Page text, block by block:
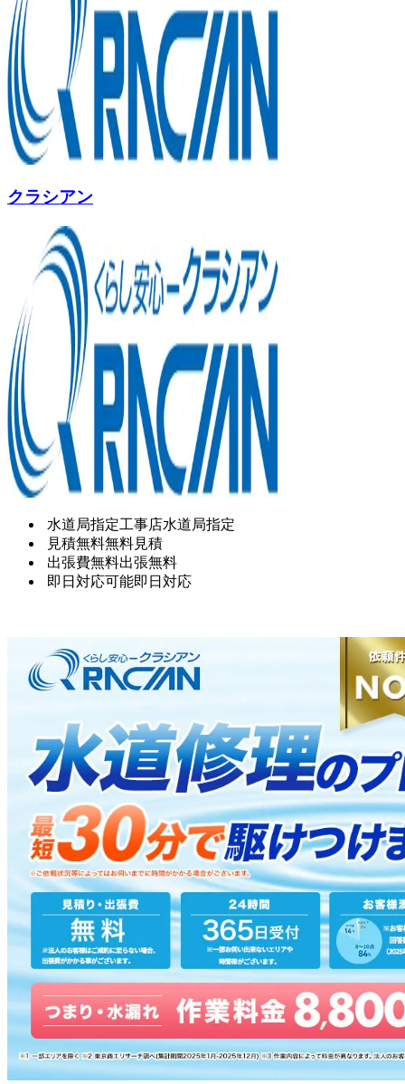
クラシアン
水道局指定工事店水道局指定
見積無料無料見積
出張費無料出張無料
即日対応可能即日対応